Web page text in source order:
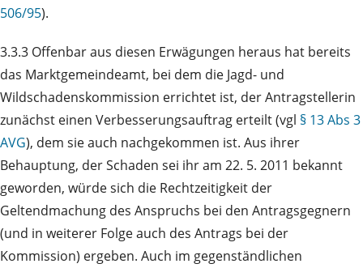
506/95).
3.3.3 Offenbar aus diesen Erwägungen heraus hat bereits
das Marktgemeindeamt, bei dem die Jagd- und
Wildschadenskommission errichtet ist, der Antragstellerin
zunächst einen Verbesserungsauftrag erteilt (vgl § 13 Abs 3
AVG), dem sie auch nachgekommen ist. Aus ihrer
Behauptung, der Schaden sei ihr am 22. 5. 2011 bekannt
geworden, würde sich die Rechtzeitigkeit der
Geltendmachung des Anspruchs bei den Antragsgegnern
(und in weiterer Folge auch des Antrags bei der
Kommission) ergeben. Auch im gegenständlichen